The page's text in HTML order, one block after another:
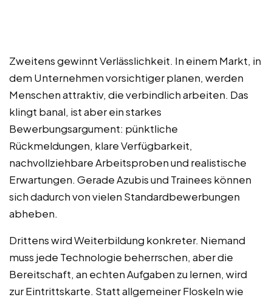
Zweitens gewinnt Verlässlichkeit. In einem Markt, in
dem Unternehmen vorsichtiger planen, werden
Menschen attraktiv, die verbindlich arbeiten. Das
klingt banal, ist aber ein starkes
Bewerbungsargument: pünktliche
Rückmeldungen, klare Verfügbarkeit,
nachvollziehbare Arbeitsproben und realistische
Erwartungen. Gerade Azubis und Trainees können
sich dadurch von vielen Standardbewerbungen
abheben.
Drittens wird Weiterbildung konkreter. Niemand
muss jede Technologie beherrschen, aber die
Bereitschaft, an echten Aufgaben zu lernen, wird
zur Eintrittskarte. Statt allgemeiner Floskeln wie